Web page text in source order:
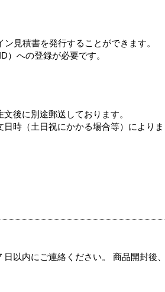
見積書を発行することができます。
への登録が必要です。
後に別途郵送しております。
時（土日祝にかかる場合等）により
以内にご連絡ください。 商品開封後